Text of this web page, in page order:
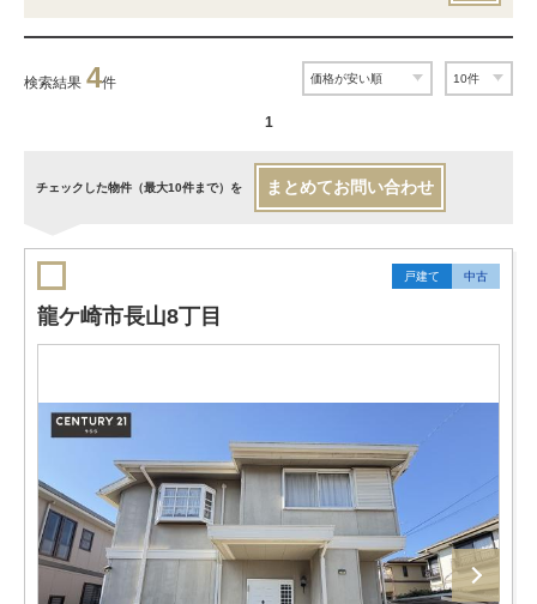
検索結果 4件
1
チェックした物件（最大10件まで）を まとめてお問い合わせ
戸建て 中古
龍ケ崎市長山8丁目